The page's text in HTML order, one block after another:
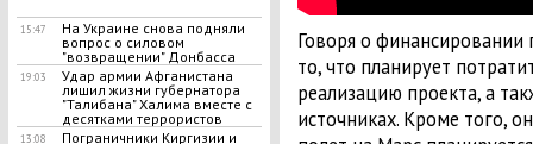
15:47
​На Украине снова подняли
вопрос о силовом
"возвращении" Донбасса
19:03
Удар армии Афганистана
лишил жизни губернатора
"Талибана" Халима вместе с
десятками террористов
13:08
Пограничники Киргизии и
Говоря о
то, что планирует
реализацию проекта, а
источниках. Кроме того,